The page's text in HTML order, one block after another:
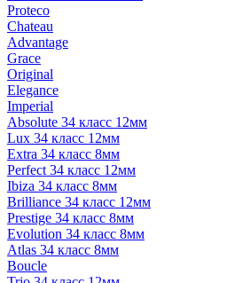
Proteco
Chateau
Advantage
Grace
Original
Elegance
Imperial
Absolute 34 класс 12мм
Lux 34 класс 12мм
Extra 34 класс 8мм
Perfect 34 класс 12мм
Ibiza 34 класс 8мм
Brilliance 34 класс 12мм
Prestige 34 класс 8мм
Evolution 34 класс 8мм
Atlas 34 класс 8мм
Boucle